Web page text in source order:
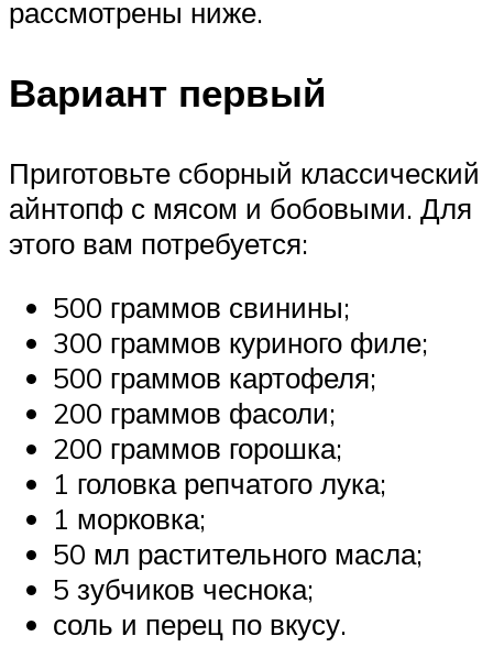
рассмотрены ниже.
Вариант первый
Приготовьте сборный классический
айнтопф с мясом и бобовыми. Для
этого вам потребуется:
500 граммов свинины;
300 граммов куриного филе;
500 граммов картофеля;
200 граммов фасоли;
200 граммов горошка;
1 головка репчатого лука;
1 морковка;
50 мл растительного масла;
5 зубчиков чеснока;
соль и перец по вкусу.